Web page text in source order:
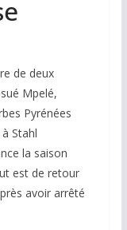
de deux
Mpelé,
Pyrénées
Stahl
la saison
est de retour
avoir arrêté